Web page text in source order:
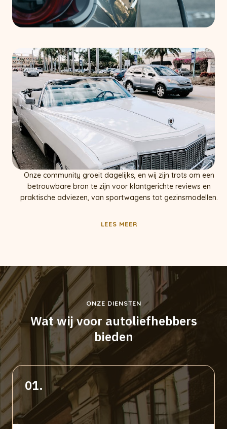
Onze community groeit dagelijks, en wij zijn trots om een
betrouwbare bron te zijn voor klantgerichte reviews en
praktische adviezen, van sportwagens tot gezinsmodellen.
LEES MEER
ONZE DIENSTEN
Wat wij voor autoliefhebbers
bieden
01.